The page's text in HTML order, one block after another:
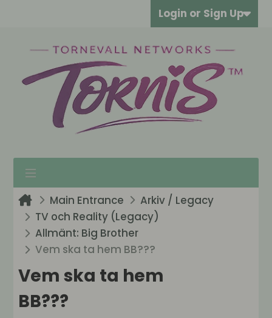
Login or Sign Up
Main Entrance
Arkiv / Legacy
TV och Reality (Legacy)
Allmänt: Big Brother
Vem ska ta hem BB???
Vem ska ta hem
BB???